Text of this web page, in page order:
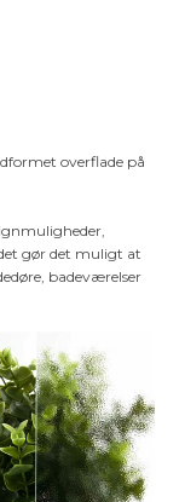
overflade på
gør det muligt at
badeværelser